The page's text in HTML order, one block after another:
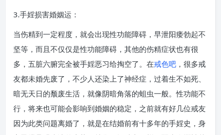
3.手婬损害婚姻运：
当伤精到一定程度，就会出现性功能障碍，早泄阳痿勃起不
坚等，而且不仅仅是性功能障碍，其他的伤精症状也有很
多，五脏六腑完全被手婬恶习给掏空了。在戒色吧 ，很多戒
友都未婚先废了，不少人还染上了神经症，过着生不如死、
暗无天日的颓废生活，就像阴暗角落的蛆虫一般。性功能不
行，将来也可能会影响到婚姻的稳定，之前就有好几位戒友
因为此类问题离婚了，就是在结婚前有十多年的手婬史，身